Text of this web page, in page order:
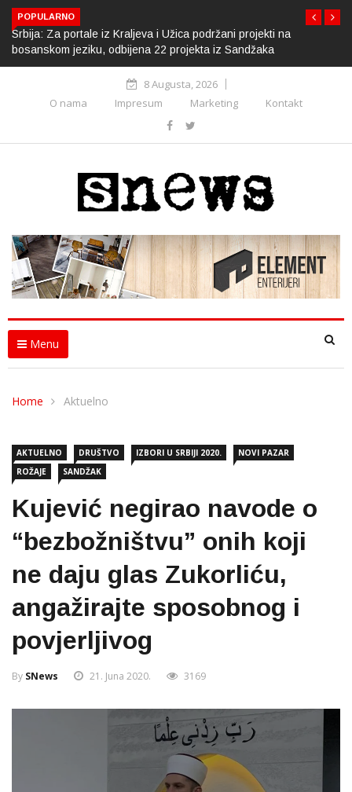
POPULARNO
Srbija: Za portale iz Kraljeva i Užica podržani projekti na
bosanskom jeziku, odbijena 22 projekta iz Sandžaka
8 Augusta, 2026
O nama
Impresum Marketing Kontakt
Menu
Home Aktuelno
AKTUELNO DRUŠTVO IZBORI U SRBIJI 2020.
NOVI PAZAR
ROŽAJE
SANDŽAK
Kujević negirao navode o
“bezbožništvu” onih koji
ne daju glas Zukorliću,
angažirajte sposobnog i
povjerljivog
By SNews 21. Juna 2020. 3169